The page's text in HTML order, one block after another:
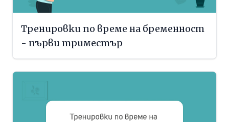
Тренировки по време на бременност
- първи триместър